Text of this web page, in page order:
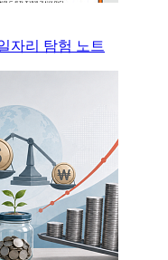
자리 탐험 노트